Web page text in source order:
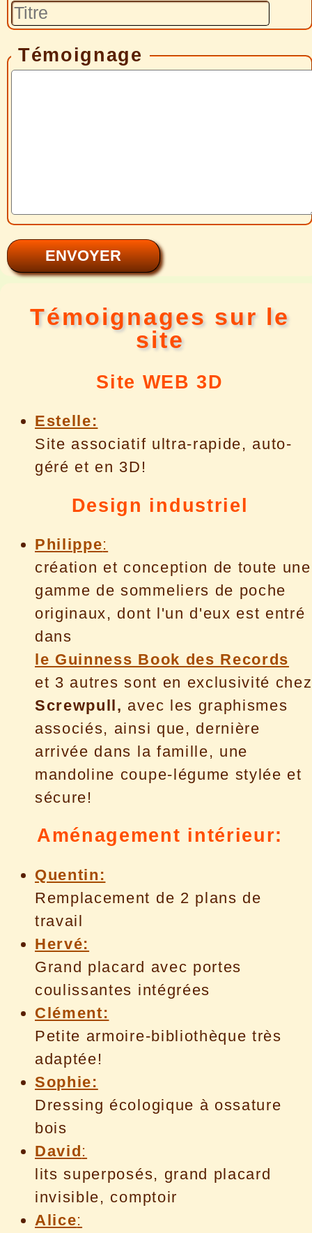
Témoignage
Témoignages sur le
site
Site WEB 3D
Estelle:
Site associatif ultra-rapide, auto-
géré et en 3D!
Design industriel
Philippe:
création et conception de toute une
gamme de sommeliers de poche
originaux, dont l'un d'eux est entré
dans
le Guinness Book des Records
et 3 autres sont en exclusivité chez
Screwpull, avec les graphismes
associés, ainsi que, dernière
arrivée dans la famille, une
mandoline coupe-légume stylée et
sécure!
Aménagement intérieur:
Quentin:
Remplacement de 2 plans de
travail
Hervé:
Grand placard avec portes
coulissantes intégrées
Clément:
Petite armoire-bibliothèque très
adaptée!
Sophie:
Dressing écologique à ossature
bois
David:
lits superposés, grand placard
invisible, comptoir
Alice: